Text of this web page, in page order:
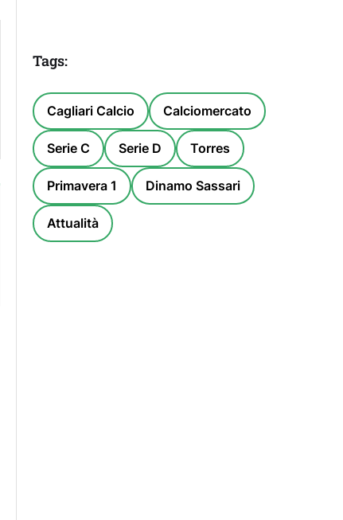
Tags:
Cagliari Calcio Calciomercato
Serie C Serie D Torres
Primavera 1 Dinamo Sassari
Attualità